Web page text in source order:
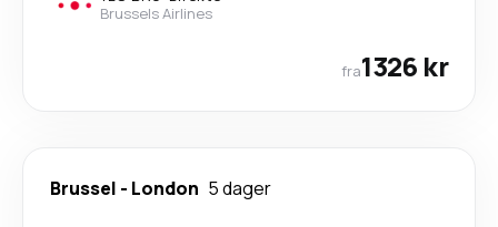
Brussels Airlines
fra1326 kr
Brussel - London 5 dager